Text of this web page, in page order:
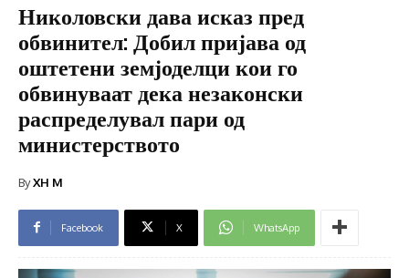
Николовски дава исказ пред
обвинител: Добил пријава од
оштетени земјоделци кои го
обвинуваат дека незаконски
распределувал пари од
министерството
ByXH M
Facebook X WhatsApp